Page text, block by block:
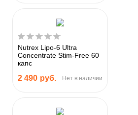
Nutrex Lipo-6 Ultra
Concentrate Stim-Free 60
капс
2 490 руб. Нет в наличии